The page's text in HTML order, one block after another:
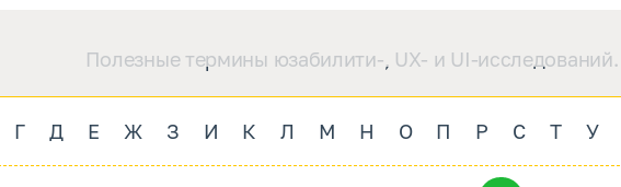
Полезные термины юзабилити-, UX- и UI-исследований.
Г Д Е Ж З И К Л М Н О П Р С Т У